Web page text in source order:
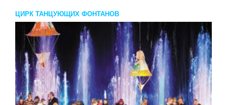
ЦИРК ТАНЦУЮЩИХ ФОНТАНОВ